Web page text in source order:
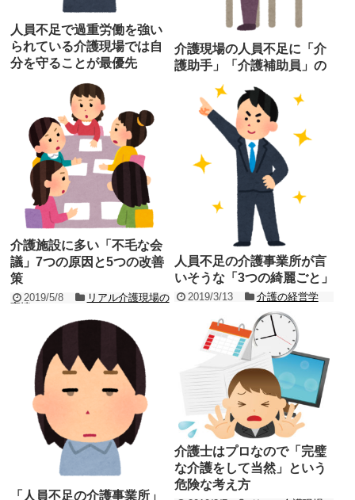
人員不足で過重労働を強い
られている介護現場では自
分を守ることが最優先
リアル介護現場
昨日も今日も明日も人員不足の介護現場
は全国に数えきれぬほどあることでしょ
う。 人員不足で何が困るのかと言うと
「過重労働」になっ...
記事を読む
介護現場の人員不足に「介
護助手」「介護補助員」の
活躍が期待される？
2019/5/19
介護の基礎知
団塊の世代が後期高齢者となる2025年問
題がありますが、2025年には介護職員が
約38万人不足していると言われていま
す。 ...
記事を読む
介護施設に多い「不毛な会
議」7つの原因と5つの改善
策
2019/5/8
リアル介護現場の
実情
介護業界で働いていて感じるのは「会議
が多い業界だなぁ」ということです。 し
かも「不毛な会議が多い」と感じます。
役職や職...
記事を読む
人員不足の介護事業所が言
いそうな「3つの綺麗ごと」
2019/3/13 介護の経営学
人員不足の介護事業所には共通する特徴
があります。 事業所や上司の方針が「自
分たちを棚に上げた綺麗ごとばかり」と
いうことです。 ...
記事を読む
「人員不足の介護事業所」
介護士はプロなので「完璧
な介護をして当然」という
危険な考え方